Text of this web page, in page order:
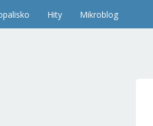
Hity Mikroblog